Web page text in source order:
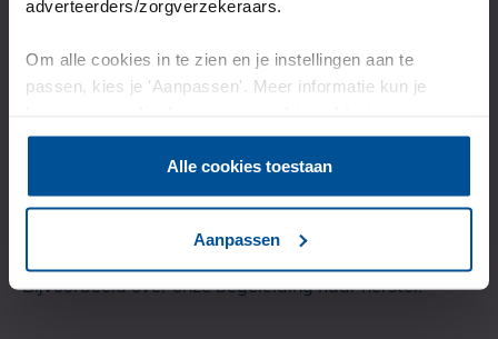
adverteerders/zorgverzekeraars.
Om alle cookies in te zien en je instellingen aan te
passen, kies je 'Aanpassen'. Meer informatie kun je
Alle cookies toestaan
Aanpassen
Wil jij ook onze
ondersteuning?
Kijk dan op de aanmeldpagina welke stappen je kan
zetten.
Of neem contact met ons op als je vragen hebt.
Bijvoorbeeld over onze begeleiding naar herstel.